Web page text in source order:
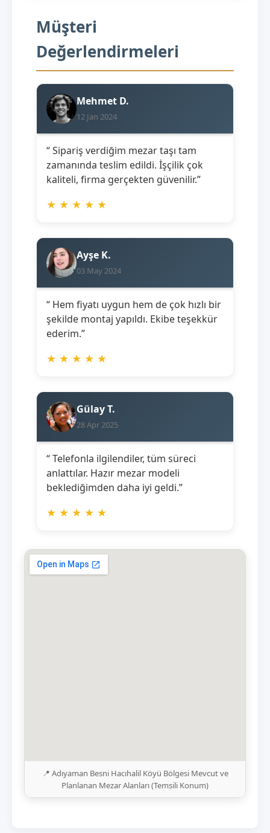
Müşteri
Değerlendirmeleri
Mehmet D.
12 Jan 2024
“ Sipariş verdiğim mezar taşı tam
zamanında teslim edildi. İşçilik çok
kaliteli, firma gerçekten güvenilir.”
★ ★ ★ ★ ★
Ayşe K.
03 May 2024
“ Hem fiyatı uygun hem de çok hızlı bir
şekilde montaj yapıldı. Ekibe teşekkür
ederim.”
★ ★ ★ ★ ★
Gülay T.
28 Apr 2025
“ Telefonla ilgilendiler, tüm süreci
anlattılar. Hazır mezar modeli
beklediğimden daha iyi geldi.”
★ ★ ★ ★ ★
📍 Adıyaman Besni Hacıhalil Köyü Bölgesi Mevcut ve
Planlanan Mezar Alanları (Temsili Konum)